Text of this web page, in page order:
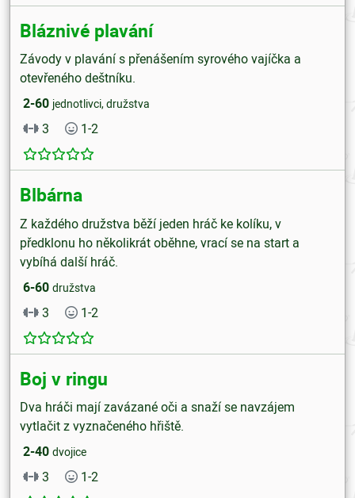
Bláznivé plavání
Závody v plavání s přenášením syrového vajíčka a
otevřeného deštníku.
2-60 jednotlivci, družstva
3 1-2
Blbárna
Z každého družstva běží jeden hráč ke kolíku, v
předklonu ho několikrát oběhne, vrací se na start a
vybíhá další hráč.
6-60 družstva
3 1-2
Boj v ringu
Dva hráči mají zavázané oči a snaží se navzájem
vytlačit z vyznačeného hřiště.
2-40 dvojice
3 1-2